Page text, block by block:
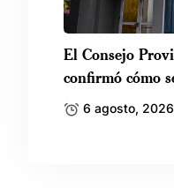
El Consejo
confirmó cómo
6 agosto, 2026